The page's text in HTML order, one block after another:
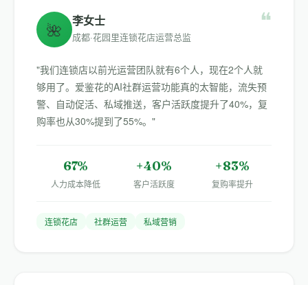
🌺 李女士
成都·花园里连锁花店运营总监
❝
"我们连锁店以前光运营团队就有6个人，现在2个人就
够用了。爱鉴花的AI社群运营功能真的太智能，流失预
警、自动促活、私域推送，客户活跃度提升了40%，复
购率也从30%提到了55%。"
67%
人力成本降低
+40%
客户活跃度
+83%
复购率提升
连锁花店 社群运营 私域营销